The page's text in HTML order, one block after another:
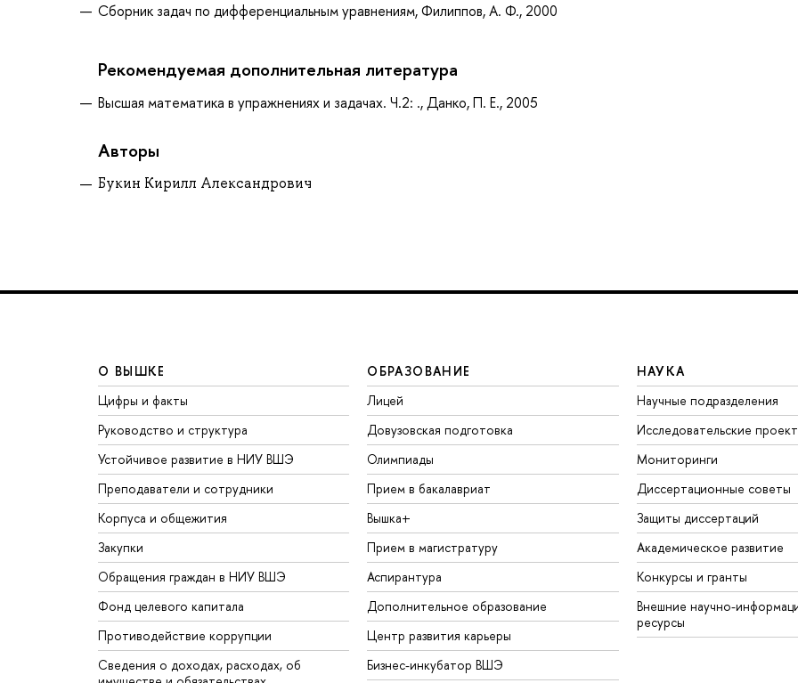
Сборник задач по дифференциальным уравнениям, Филиппов, А. Ф., 2000
Рекомендуемая дополнительная литература
Высшая математика в упражнениях и задачах. Ч.2: ., Данко, П. Е., 2005
Авторы
Букин Кирилл Александрович
О ВЫШКЕ
Цифры и факты
Руководство и структура
Устойчивое развитие в НИУ ВШЭ
Преподаватели и сотрудники
Корпуса и общежития
Закупки
Обращения граждан в НИУ ВШЭ
Фонд целевого капитала
Противодействие коррупции
Сведения о доходах, расходах, об
ОБРАЗОВАНИЕ
Лицей
Довузовская подготовка
Олимпиады
Прием в бакалавриат
Вышка+
Прием в магистратуру
Аспирантура
Дополнительное образование
Центр развития карьеры
Бизнес-инкубатор ВШЭ
НАУКА
Научные подразделения
Исследовательские
Мониторинги
Диссертационные советы
Защиты диссертаций
Академическое развитие
Конкурсы и гранты
Внешние научно-
ресурсы